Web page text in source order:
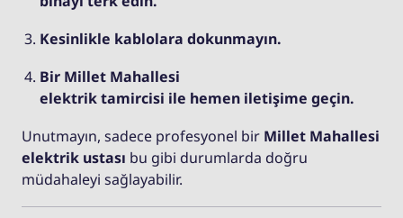
Kesinlikle kablolara dokunmayın.
Bir Millet Mahallesi
elektrik tamircisi ile hemen iletişime geçin.
Unutmayın, sadece profesyonel bir Millet Mahallesi
elektrik ustası bu gibi durumlarda doğru
müdahaleyi sağlayabilir.